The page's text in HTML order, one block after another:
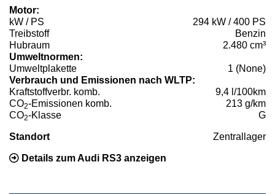
Motor:
kW / PS
294 kW / 400 PS
Treibstoff
Benzin
Hubraum
2.480 cm³
Umweltnormen:
Umweltplakette
1 (None)
Verbrauch und Emissionen nach WLTP:
Kraftstoffverbr. komb.
9,4 l/100km
CO2-Emissionen komb.
213 g/km
CO2-Klasse G
Standort Zentrallager
Details zum Audi RS3 anzeigen